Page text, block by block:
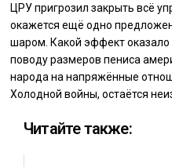
ЦРУ пригрозил закрыть всё
окажется ещё одно
шаром. Какой эффект оказало
поводу размеров пениса
народа на напряжённые
Холодной войны, остаётся
Читайте также: